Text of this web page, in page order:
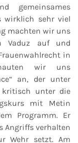
gemeinsames
wirklich sehr viel
machten wir uns
Vaduz auf und
in
wir uns
an, der unter
kritisch unter die
mit Metin
Programm. Er
Angriffs verhalten
Wehr setzt. Am